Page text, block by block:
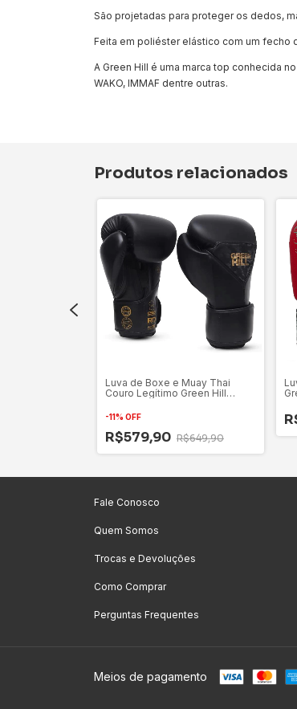
São projetadas para proteger os dedos,
Feita em poliéster elástico com um
A Green Hill é uma marca top conhecida
WAKO, IMMAF dentre outras.
Produtos relacionados
Luva de Boxe e Muay Thai
Couro Legítimo Green Hill
-11% OFF
R$579,90 R$649,90
Fale Conosco
Quem Somos
Trocas e Devoluções
Como Comprar
Perguntas Frequentes
Meios de pagamento